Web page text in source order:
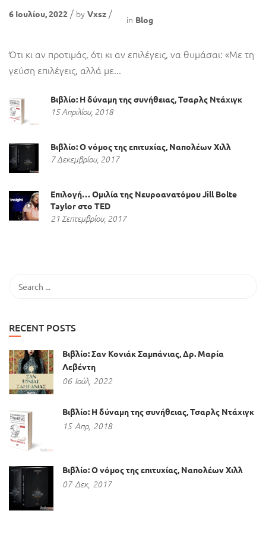
6 Ιουλίου, 2022 by Vxsz in Blog
Ότι κι αν προτιμάς, ότι κι αν επιλέγεις, να θυμάσαι: «Με τη
γεύση επιλέγεις, αλλά με...
Βιβλίο: Η δύναμη της συνήθειας, Τσαρλς Ντάχιγκ
15 Απριλίου, 2018
Βιβλίο: Ο νόμος της επιτυχίας, Ναπολέων Χιλλ
7 Δεκεμβρίου, 2017
Επιλογή… Ομιλία της Νευροανατόμου Jill Bolte
Taylor στο TED
21 Σεπτεμβρίου, 2017
RECENT POSTS
Βιβλίο: Σαν Κονιάκ Σαμπάνιας, Δρ. Μαρία
Λεβέντη
06 Ιούλ, 2022
Βιβλίο: Η δύναμη της συνήθειας, Τσαρλς Ντάχιγκ
15 Απρ, 2018
Βιβλίο: Ο νόμος της επιτυχίας, Ναπολέων Χιλλ
07 Δεκ, 2017